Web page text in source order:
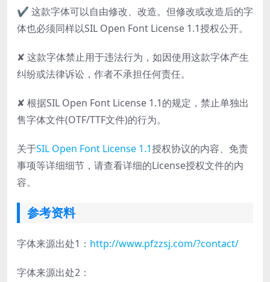
✔ 这款字体可以自由修改、改造。但修改或改造后的字
体也必须同样以SIL Open Font License 1.1授权公开。
✘ 这款字体禁止用于违法行为，如因使用这款字体产生
纠纷或法律诉讼，作者不承担任何责任。
✘ 根据SIL Open Font License 1.1的规定，禁止单独出
售字体文件(OTF/TTF文件)的行为。
关于SIL Open Font License 1.1授权协议的内容、免责
事项等详细细节，请查看详细的License授权文件的内
容。
参考资料
字体来源出处1： http://www.pfzzsj.com/?contact/
字体来源出处2：